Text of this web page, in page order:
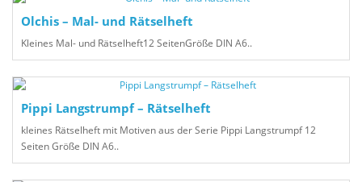
Olchis – Mal- und Rätselheft
Kleines Mal- und Rätselheft12 SeitenGröße DIN A6..
Pippi Langstrumpf – Rätselheft
kleines Rätselheft mit Motiven aus der Serie Pippi Langstrumpf 12
Seiten Größe DIN A6..